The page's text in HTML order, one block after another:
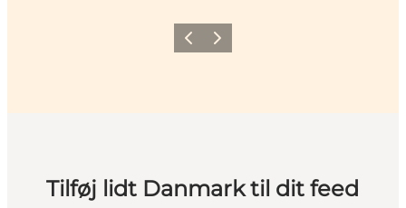
ForrigeNæste
Tilføj lidt Danmark til dit feed